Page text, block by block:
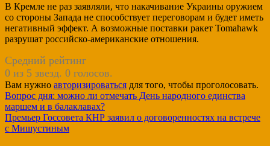
В Кремле не раз заявляли, что накачивание Украины оружием
со стороны Запада не способствует переговорам и будет иметь
негативный эффект. А возможные поставки ракет Tomahawk
разрушат российско-американские отношения.
Средний рейтинг
0 из 5 звезд. 0 голосов.
Вам нужно авторизироваться для того, чтобы проголосовать.
Навигация
по
записям
Вопрос дня: можно ли отмечать День народного единства
маршем и в балаклавах?
Премьер Госсовета КНР заявил о договоренностях на встрече
с Мишустиным